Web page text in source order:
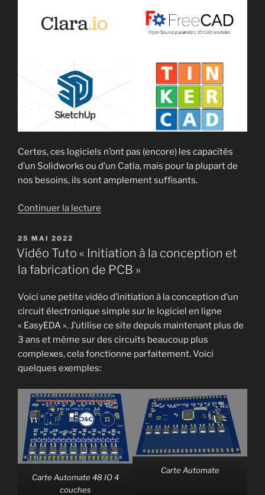
Certes, ces logiciels n’ont pas (encore) les capacités
d’un Solidworks ou d’un Catia, mais pour la plupart de
nos besoins, ils sont amplement suffisants.
Continuer la lecture
“Initiation
au
3D
en
ligne
Onshape” »
PUBLIÉ
LE
25 MAI 2022
Vidéo Tuto « Initiation à la conception et
la fabrication de PCB »
Voici une petite vidéo d’initiation à la conception d’un
circuit électronique simple sur le logiciel en ligne
« EasyEDA ». J’utilise ce site depuis maintenant plus de
3 ans et même sur des circuits beaucoup plus
complexes, cela fonctionne parfaitement. Voici
quelques exemples:
Carte Automate 48 IO 4
couches
Carte Automate